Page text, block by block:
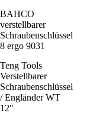
BAHCO
verstellbarer
Schraubenschlüssel
8 ergo 9031
Teng Tools
Verstellbarer
Schraubenschlüssel
/ Engländer WT
12"